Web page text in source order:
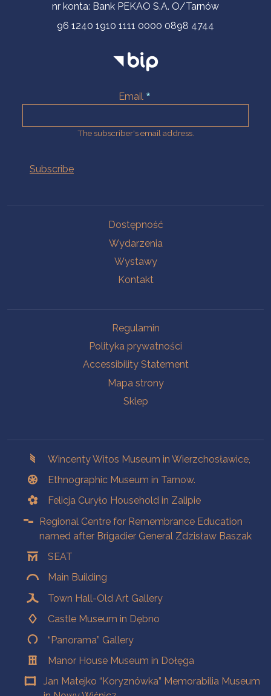
nr konta: Bank PEKAO S.A. O/Tarnów
96 1240 1910 1111 0000 0898 4744
Email
The subscriber's email address.
Dostępność
Wydarzenia
Wystawy
Kontakt
Regulamin
Polityka prywatności
Accessibility Statement
Mapa strony
Sklep
Wincenty Witos Museum in Wierzchosławice,
Ethnographic Museum in Tarnow.
Felicja Curyło Household in Zalipie
Regional Centre for Remembrance Education
named after Brigadier General Zdzisław Baszak
SEAT
Main Building
Town Hall-Old Art Gallery
Castle Museum in Dębno
“Panorama” Gallery
Manor House Museum in Dołęga
Jan Matejko “Koryznówka” Memorabilia Museum